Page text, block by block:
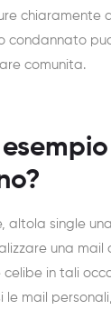
chiaramente
condannato
comunita.
altola single
una mail
in tali
le mail